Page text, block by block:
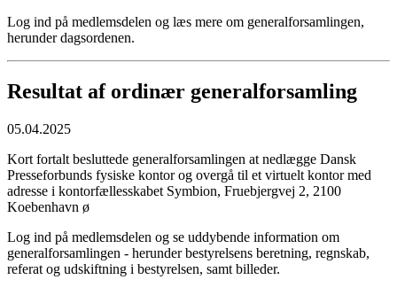
Log ind på medlemsdelen og læs mere om generalforsamlingen,
herunder dagsordenen.
Resultat af ordinær generalforsamling
05.04.2025
Kort fortalt besluttede generalforsamlingen at nedlægge Dansk
Presseforbunds fysiske kontor og overgå til et virtuelt kontor med
adresse i kontorfællesskabet Symbion, Fruebjergvej 2, 2100
Koebenhavn ø
Log ind på medlemsdelen og se uddybende information om
generalforsamlingen - herunder bestyrelsens beretning, regnskab,
referat og udskiftning i bestyrelsen, samt billeder.